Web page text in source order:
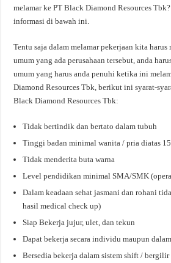
melamar ke PT Black Diamond Resources
informasi di bawah ini.
Tentu saja dalam melamar pekerjaan kita harus
umum yang ada perusahaan tersebut, anda
umum yang harus anda penuhi ketika ini
Diamond Resources Tbk, berikut ini syarat-
Black Diamond Resources Tbk:
Tidak bertindik dan bertato dalam tubuh
Tinggi badan minimal wanita / pria diatas
Tidak menderita buta warna
Level pendidikan minimal SMA/SMK
Dalam keadaan sehat jasmani dan rohani
hasil medical check up)
Siap Bekerja jujur, ulet, dan tekun
Dapat bekerja secara individu maupun
Bersedia bekerja dalam sistem shift / bergilir